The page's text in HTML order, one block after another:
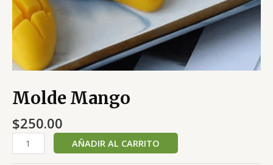
Molde Mango
$250.00
AÑADIR AL CARRITO